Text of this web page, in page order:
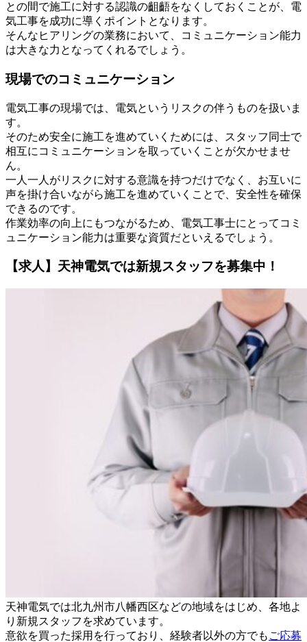
との間で施工に対する認識の齟齬をなくしておくことが、電
気工事を成功に導くポイントとなります。
そんなヒアリングの業務において、コミュニケーション能力
は大きな力となってくれるでしょう。
現場でのコミュニケーション
電気工事の現場では、電気というリスクの伴うものを扱いま
す。
そのため安全に施工を進めていくためには、スタッフ同士で
相互にコミュニケーションを取っていくことが欠かせませ
ん。
一人一人がリスクに対する意識を持つだけでなく、お互いに
声を掛け合いながら施工を進めていくことで、安全性を確保
できるのです。
作業効率の向上にもつながるため、電気工事士にとってコミ
ュニケーション能力は重要な資質だといえるでしょう。
【求人】天神電気では新規スタッフを募集中！
天神電気では北九州市八幡西区などの地域をはじめ、各地よ
り新規スタッフを求めています。
意欲を買った採用を行っており、経験者以外の方でも ご応募